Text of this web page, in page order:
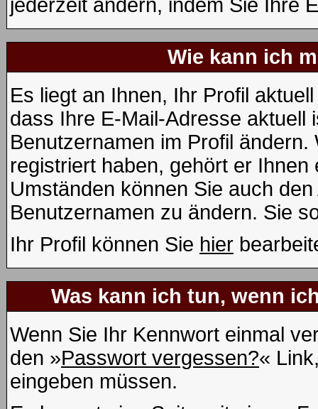
jederzeit ändern, indem Sie Ihre
Wie kann ich
Es liegt an Ihnen, Ihr Profil
dass Ihre E-Mail-Adresse aktuell
Benutzernamen im Profil
registriert haben, gehört er
Umständen können Sie auch
Benutzernamen zu ändern. Sie
Ihr Profil können Sie hier
Was kann ich tun, wenn
Wenn Sie Ihr Kennwort einmal
den »Passwort vergessen?«
eingeben müssen.